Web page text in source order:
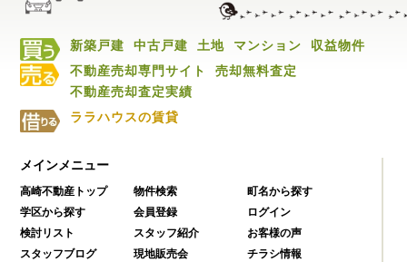
新築戸建 中古戸建 土地 マンション
収益物件
不動産売却専門サイト
売却無料査定
不動産売却査定実績
ララハウスの賃貸
メインメニュー
高崎不動産トップ 物件検索
町名から探す
学区から探す
会員登録
ログイン
検討リスト
スタッフ紹介
お客様の声
スタッフブログ
現地販売会
チラシ情報